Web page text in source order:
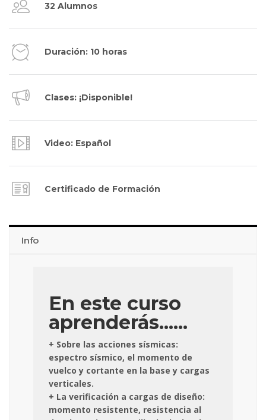
32 Alumnos
Duración: 10 horas
Clases: ¡Disponible!
Video: Español
Certificado de Formación
Info
En este curso
aprenderás......
+ Sobre las acciones sísmicas:
espectro sísmico, el momento de
vuelco y cortante en la base y cargas
verticales.
+ La verificación a cargas de diseño:
momento resistente, resistencia al